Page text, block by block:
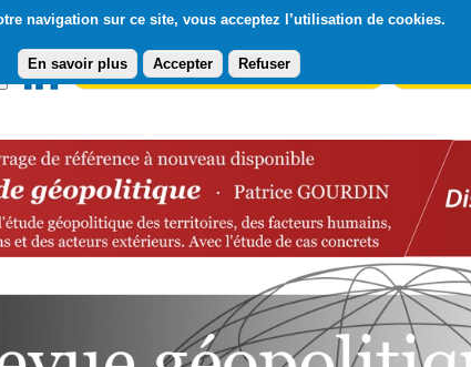
navigation sur ce site, vous acceptez l’utilisation de cookies.
En savoir plus Accepter Refuser
Abonnement gratuit à la Lettre du Diploweb